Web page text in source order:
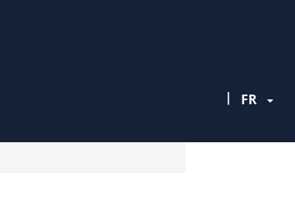
| FR